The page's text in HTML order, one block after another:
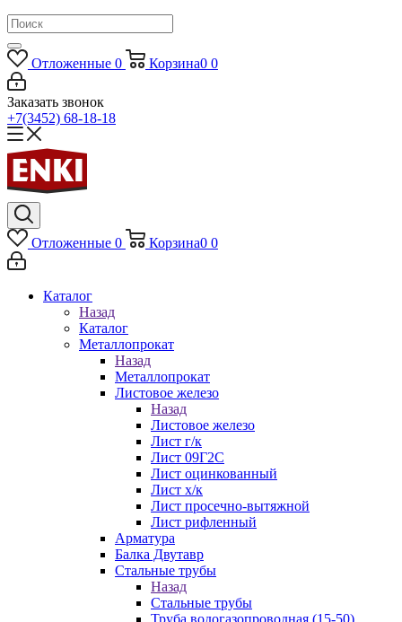
Отложенные 0 Корзина0 0
Заказать звонок
+7(3452) 68-18-18
Отложенные 0 Корзина0 0
Каталог
Назад
Каталог
Металлопрокат
Назад
Металлопрокат
Листовое железо
Назад
Листовое железо
Лист г/к
Лист 09Г2С
Лист оцинкованный
Лист х/к
Лист просечно-вытяжной
Лист рифленный
Арматура
Балка Двутавр
Стальные трубы
Назад
Стальные трубы
Труба водогазопроводная (15-50)